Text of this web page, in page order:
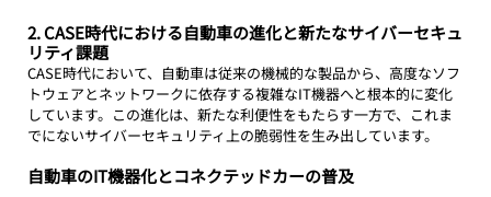
2. CASE時代における自動車の進化と新たなサイバーセキュ
リティ課題
CASE時代において、自動車は従来の機械的な製品から、高度なソフ
トウェアとネットワークに依存する複雑なIT機器へと根本的に変化
しています。この進化は、新たな利便性をもたらす一方で、これま
でにないサイバーセキュリティ上の脆弱性を生み出しています。
自動車のIT機器化とコネクテッドカーの普及